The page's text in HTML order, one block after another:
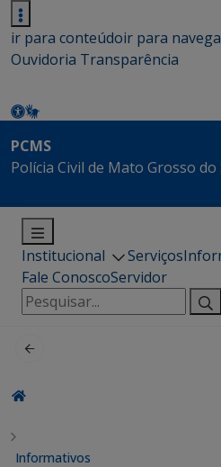
ir para conteúdoir para
Ouvidoria Transparência
PCMS
Polícia Civil de Mato Grosso do
Institucional Serviços
Fale ConoscoServidor
Pesquisar
por:
Informativos